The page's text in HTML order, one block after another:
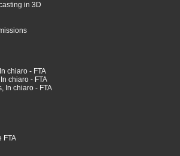
in 3D
chiaro - FTA
chiaro - FTA
In chiaro - FTA
FTA